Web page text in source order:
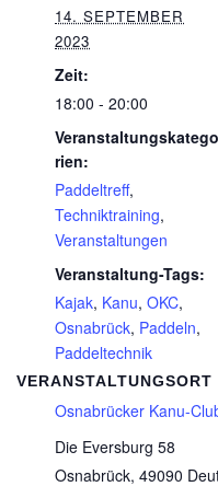
14. SEPTEMBER
2023
Zeit:
18:00 - 20:00
Veranstaltungskatego
rien:
Paddeltreff,
Techniktraining,
Veranstaltungen
Veranstaltung-Tags:
Kajak, Kanu, OKC,
Osnabrück, Paddeln,
Paddeltechnik
VERANSTALTUNGSORT
Osnabrücker Kanu-
Die Eversburg 58
Osnabrück, 49090